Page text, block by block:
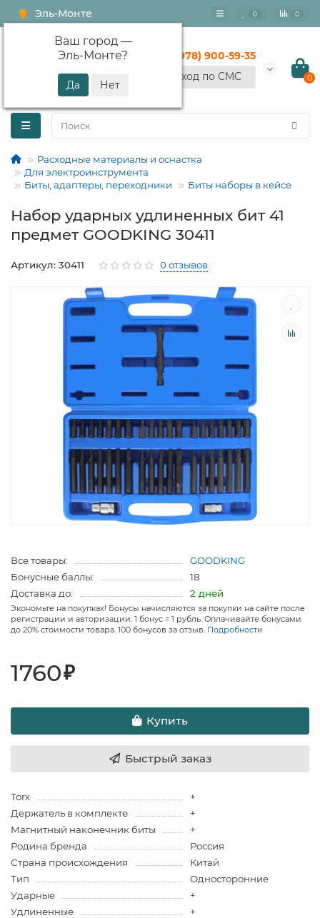
Эль-Монте
Ваш город —
Эль-Монте?
0 0
+7 (978) 900-59-35
Вход по СМС
0
Расходные материалы и оснастка
Для электроинструмента
Биты, адаптеры, переходники
Биты наборы в кейсе
Набор ударных удлиненных бит 41
предмет GOODKING 30411
Артикул: 30411 0 отзывов
Все товары:
GOODKING
Бонусные баллы:
18
Доставка до:
2 дней
Экономьте на покупках! Бонусы начисляются за покупки на сайте после
регистрации и авторизации. 1 бонус = 1 рубль. Оплачивайте бонусами
до 20% стоимости товара. 100 бонусов за отзыв. Подробности
1760₽
Купить
Быстрый заказ
Torx
+
Держатель в комплекте
+
Магнитный наконечник биты
+
Родина бренда
Россия
Страна происхождения
Китай
Тип
Односторонние
Ударные
+
Удлиненные
+